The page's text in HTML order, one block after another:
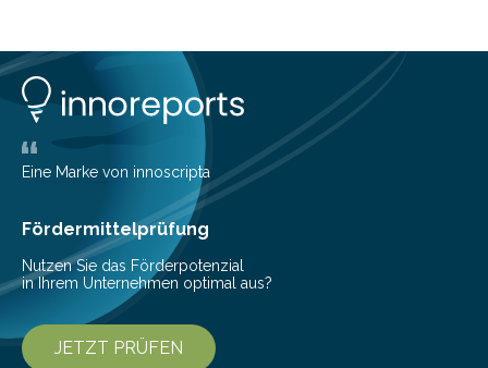
Lösungen interessieren. 1. Multibanking-Tools: Alle
Konten auf einen Blick Viele Banken bieten bereits in
ihrem Online-Banking eine Multibanking-Funktion an,
mit der sich Konten bei anderen Banken…
Eine Marke von innoscripta
Fördermittelprüfung
Nutzen Sie das Förderpotenzial
in Ihrem Unternehmen optimal aus?
JETZT PRÜFEN